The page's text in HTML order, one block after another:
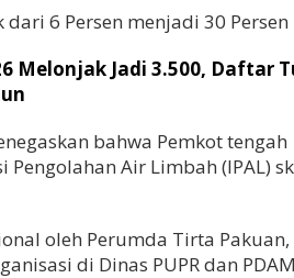
6 Persen menjadi 30 Persen
Melonjak Jadi 3.500, Daftar
bahwa Pemkot tengah
Air Limbah (IPAL)
oleh Perumda Tirta
di Dinas PUPR dan